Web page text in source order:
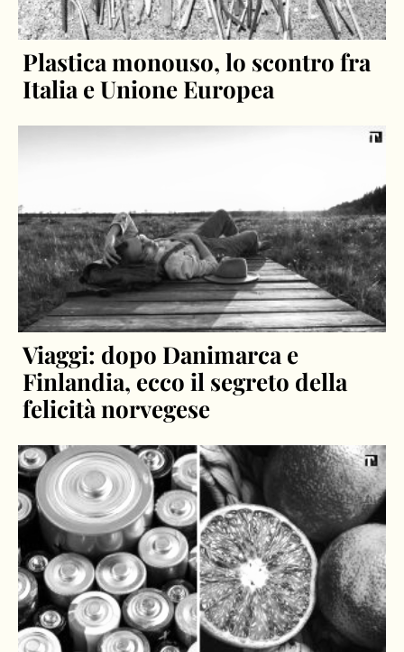
Plastica monouso, lo scontro fra
Italia e Unione Europea
Viaggi: dopo Danimarca e
Finlandia, ecco il segreto della
felicità norvegese